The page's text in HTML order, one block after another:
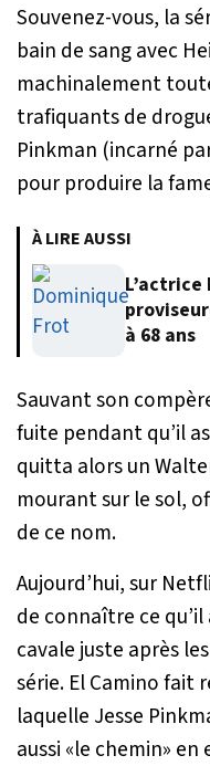
Souvenez-vous, la
bain de sang avec
machinalement
trafiquants de
Pinkman (incarné
pour produire la
À LIRE AUSSI
à 68 ans
Sauvant son
fuite pendant qu’il
quitta alors un
mourant sur le sol,
de ce nom.
Aujourd’hui, sur
de connaître ce
cavale juste après
série. El Camino fait
laquelle Jesse
aussi «le chemin» en